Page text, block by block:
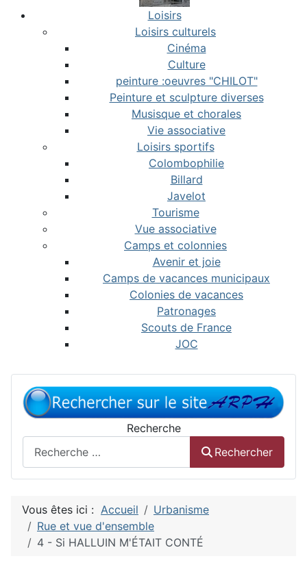
Loisirs
Loisirs culturels
Cinéma
Culture
peinture :oeuvres "CHILOT"
Peinture et sculpture diverses
Musisque et chorales
Vie associative
Loisirs sportifs
Colombophilie
Billard
Javelot
Tourisme
Vue associative
Camps et colonnies
Avenir et joie
Camps de vacances municipaux
Colonies de vacances
Patronages
Scouts de France
JOC
Recherche
Rechercher
Vous êtes ici : Accueil
Urbanisme
Rue et vue d'ensemble
4 - Si HALLUIN M'ÉTAIT CONTÉ